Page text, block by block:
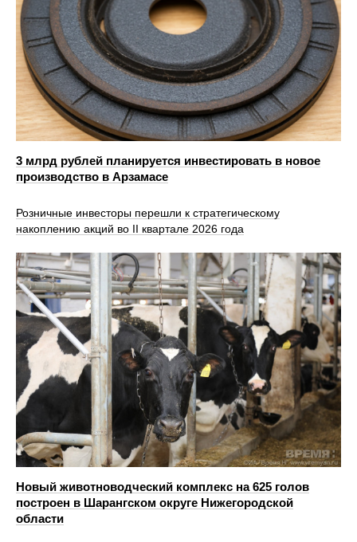
3 млрд рублей планируется инвестировать в новое
производство в Арзамасе
Розничные инвесторы перешли к стратегическому
накоплению акций во II квартале 2026 года
Новый животноводческий комплекс на 625 голов
построен в Шарангском округе Нижегородской
области